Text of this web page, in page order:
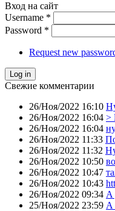
Вход на сайт
Username *
Password *
Request new
Свежие комментарии
26/Ноя/2022 16:10
26/Ноя/2022 16:04 >
26/Ноя/2022 16:04
26/Ноя/2022 11:33
26/Ноя/2022 11:32
26/Ноя/2022 10:50
26/Ноя/2022 10:47
26/Ноя/2022 10:43
26/Ноя/2022 09:34 А
25/Ноя/2022 23:59 А